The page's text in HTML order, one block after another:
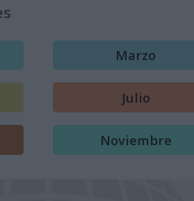
Marzo
Julio
Noviembre